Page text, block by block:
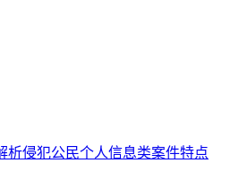
析侵犯公民个人信息类案件特点